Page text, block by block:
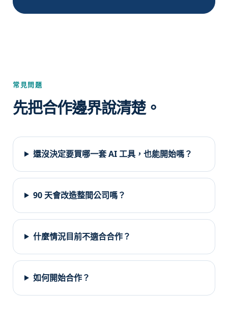
常見問題
先把合作邊界說清楚。
還沒決定要買哪一套 AI 工具，也能開始嗎？
90 天會改造整間公司嗎？
什麼情況目前不適合合作？
如何開始合作？